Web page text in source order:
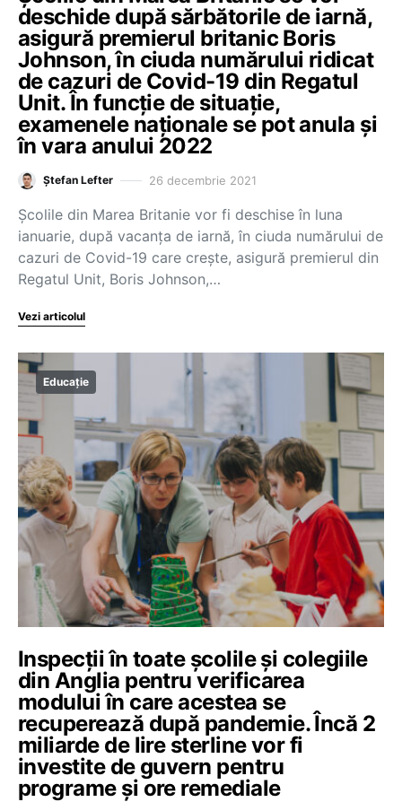
deschide după sărbătorile de iarnă,
asigură premierul britanic Boris
Johnson, în ciuda numărului ridicat
de cazuri de Covid-19 din Regatul
Unit. În funcție de situație,
examenele naționale se pot anula și
în vara anului 2022
Ștefan Lefter 26 decembrie 2021
Școlile din Marea Britanie vor fi deschise în luna
ianuarie, după vacanța de iarnă, în ciuda numărului de
cazuri de Covid-19 care crește, asigură premierul din
Regatul Unit, Boris Johnson,…
Vezi articolul
Educație
Inspecții în toate școlile și colegiile
din Anglia pentru verificarea
modului în care acestea se
recuperează după pandemie. Încă 2
miliarde de lire sterline vor fi
investite de guvern pentru
programe și ore remediale